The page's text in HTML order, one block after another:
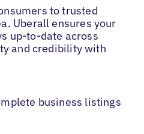
to trusted
Uberall ensures your
up-to-date across
and credibility with
business listings